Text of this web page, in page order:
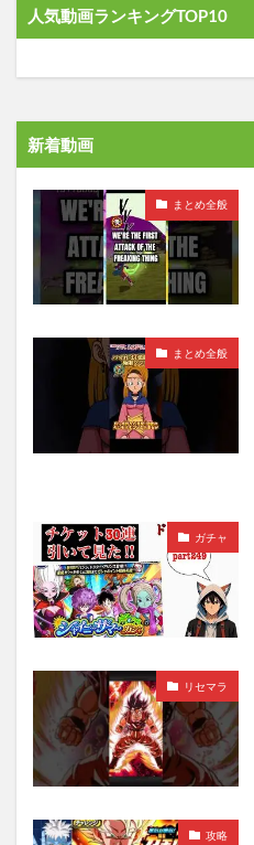
人気動画ランキングTOP10
新着動画
まとめ全般
まとめ全般
ガチャ
リセマラ
攻略